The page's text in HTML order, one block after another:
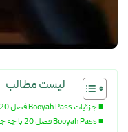
لیست مطالب
جزئیات Booyah Pass فصل 20 فری فایر (تاریخ پایان، جوایز و..)
Booyah Pass فصل 20 با چه جوایزی عرضه شده است؟